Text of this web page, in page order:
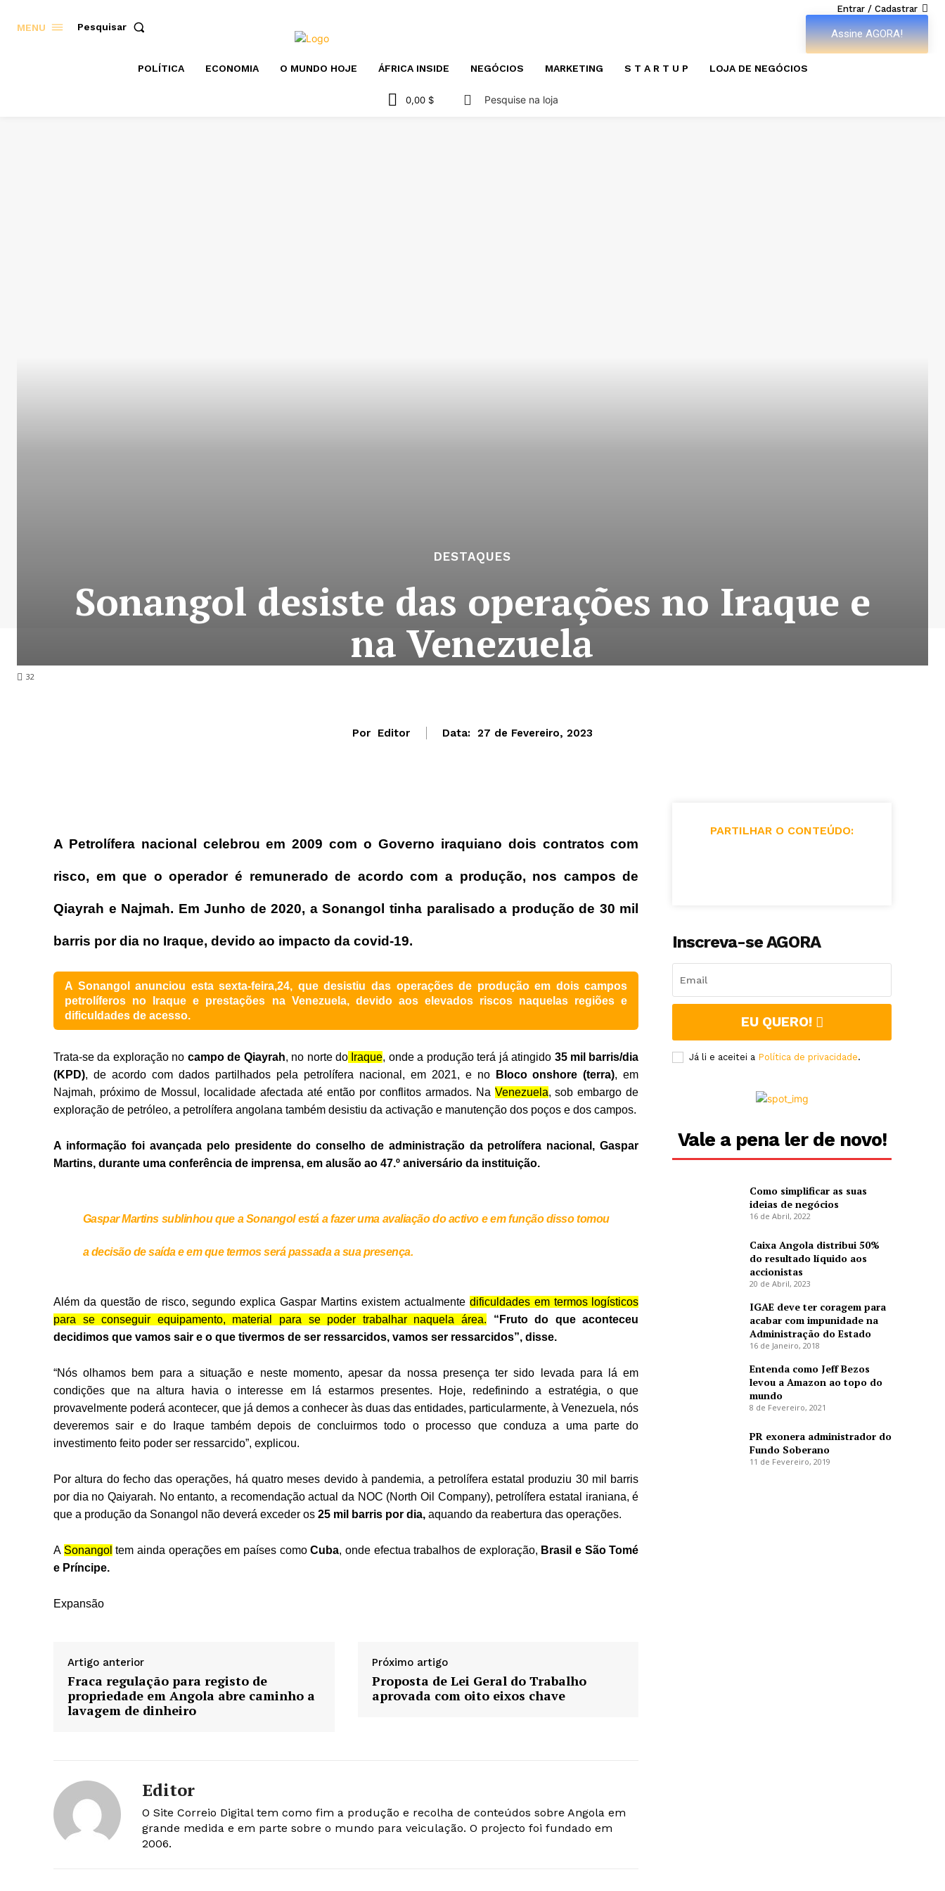
MENU Pesquisar
Entrar / Cadastrar
Assine AGORA!
POLÍTICA ECONOMIA O MUNDO HOJE ÁFRICA INSIDE NEGÓCIOS MARKETING S T A R T U P LOJA DE NEGÓCIOS
0,00 $ Pesquise na loja
32
DESTAQUES
Sonangol desiste das operações no Iraque e
na Venezuela
Por Editor Data: 27 de Fevereiro, 2023
A Petrolífera nacional celebrou em 2009 com o Governo iraquiano dois contratos com
risco, em que o operador é remunerado de acordo com a produção, nos campos de
Qiayrah e Najmah. Em Junho de 2020, a Sonangol tinha paralisado a produção de 30 mil
barris por dia no Iraque, devido ao impacto da covid-19.
A Sonangol anunciou esta sexta-feira,24, que desistiu das operações de produção em dois campos
petrolíferos no Iraque e prestações na Venezuela, devido aos elevados riscos naquelas regiões e
dificuldades de acesso.
Trata-se da exploração no campo de Qiayrah, no norte do Iraque, onde a produção terá já atingido 35 mil barris/dia
(KPD), de acordo com dados partilhados pela petrolífera nacional, em 2021, e noBloco onshore (terra), em
Najmah, próximo de Mossul, localidade afectada até então por conflitos armados. Na Venezuela, sob embargo de
exploração de petróleo, a petrolífera angolana também desistiu da activação e manutenção dos poços e dos campos.
A informação foi avançada pelo presidente do conselho de administração da petrolífera nacional, Gaspar
Martins, durante uma conferência de imprensa, em alusão ao 47.º aniversário da instituição.
Gaspar Martins sublinhou que a Sonangol está a fazer uma avaliação do activo e em função disso tomou
a decisão de saída e em que termos será passada a sua presença.
Além da questão de risco, segundo explica Gaspar Martins existem actualmente dificuldades em termos logísticos
para se conseguir equipamento, material para se poder trabalhar naquela área.
“Fruto do que aconteceu
decidimos que vamos sair e o que tivermos de ser ressarcidos, vamos ser ressarcidos”, disse.
“Nós olhamos bem para a situação e neste momento, apesar da nossa presença ter sido levada para lá em
condições que na altura havia o interesse em lá estarmos presentes. Hoje, redefinindo a estratégia, o que
provavelmente poderá acontecer, que já demos a conhecer às duas das entidades, particularmente, à Venezuela, nós
deveremos sair e do Iraque também depois de concluirmos todo o processo que conduza a uma parte do
investimento feito poder ser ressarcido”, explicou.
Por altura do fecho das operações, há quatro meses devido à pandemia, a petrolífera estatal produziu 30 mil barris
por dia no Qaiyarah. No entanto, a recomendação actual da NOC (North Oil Company), petrolífera estatal iraniana, é
que a produção da Sonangol não deverá exceder os 25 mil barris por dia, aquando da reabertura das operações.
A Sonangol tem ainda operações em países comoCuba, onde efectua trabalhos de exploração, Brasil e São Tomé
e Príncipe.
Expansão
Artigo anterior
Fraca regulação para registo de
propriedade em Angola abre caminho a
lavagem de dinheiro
Próximo artigo
Proposta de Lei Geral do Trabalho
aprovada com oito eixos chave
Editor
O Site Correio Digital tem como fim a produção e recolha de conteúdos sobre Angola em
grande medida e em parte sobre o mundo para veiculação. O projecto foi fundado em
2006.
PARTILHAR O CONTEÚDO:
Inscreva-se AGORA
EU QUERO!
Já li e aceitei a Política de privacidade.
Vale a pena ler de novo!
Como simplificar as suas
ideias de negócios
16 de Abril, 2022
Caixa Angola distribui 50%
do resultado líquido aos
accionistas
20 de Abril, 2023
IGAE deve ter coragem para
acabar com impunidade na
Administração do Estado
16 de Janeiro, 2018
Entenda como Jeff Bezos
levou a Amazon ao topo do
mundo
8 de Fevereiro, 2021
PR exonera administrador do
Fundo Soberano
11 de Fevereiro, 2019